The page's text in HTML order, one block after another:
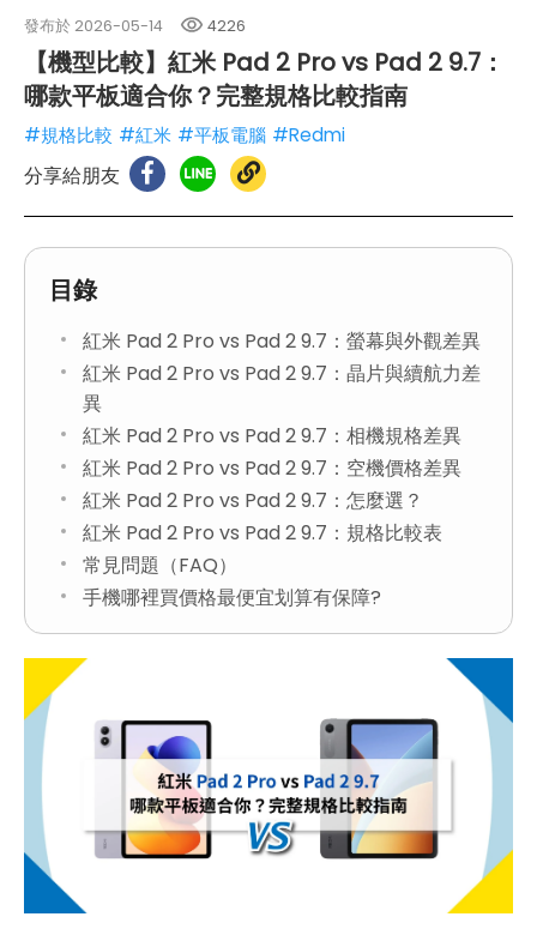
發布於 2026-05-14 4226
【機型比較】紅米 Pad 2 Pro vs Pad 2 9.7：
哪款平板適合你？完整規格比較指南
#規格比較 #紅米 #平板電腦 #Redmi
分享給朋友
目錄
紅米 Pad 2 Pro vs Pad 2 9.7：螢幕與外觀差異
紅米 Pad 2 Pro vs Pad 2 9.7：晶片與續航力差
異
紅米 Pad 2 Pro vs Pad 2 9.7：相機規格差異
紅米 Pad 2 Pro vs Pad 2 9.7：空機價格差異
紅米 Pad 2 Pro vs Pad 2 9.7：怎麼選？
紅米 Pad 2 Pro vs Pad 2 9.7：規格比較表
常見問題（FAQ）
手機哪裡買價格最便宜划算有保障?